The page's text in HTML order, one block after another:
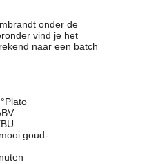
onder de
vind je het
naar een batch
goud-